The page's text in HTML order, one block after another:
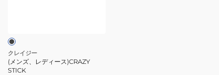
STICK
クレイジー
(メンズ、レディース)CRAZY
STICK